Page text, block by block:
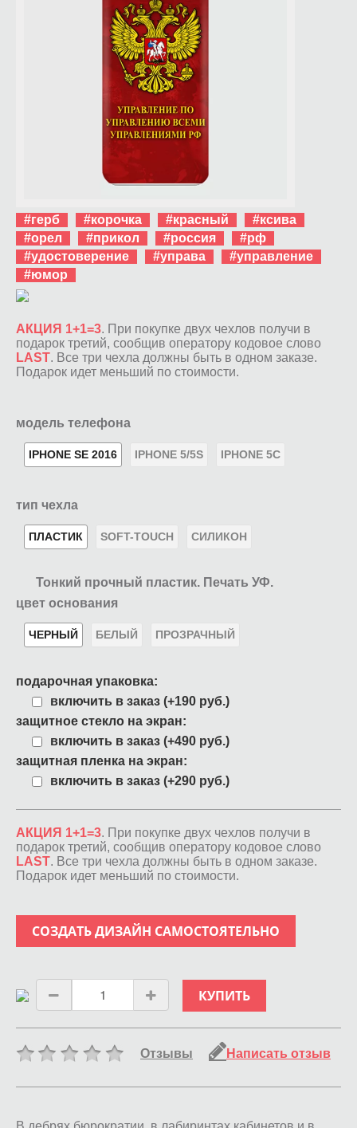
#герб #корочка #красный
#ксива
#орел
#прикол #россия
#рф
#удостоверение
#управа
#управление
#юмор
АКЦИЯ 1+1=3. При покупке двух чехлов получи в
подарок третий, сообщив оператору кодовое слово
LAST. Все три чехла должны быть в одном заказе.
Подарок идет меньший по стоимости.
модель телефона
IPHONE SE 2016 IPHONE 5/5S IPHONE 5C
тип чехла
ПЛАСТИК SOFT-TOUCH СИЛИКОН
Тонкий прочный пластик. Печать УФ.
цвет основания
ЧЕРНЫЙ БЕЛЫЙ ПРОЗРАЧНЫЙ
подарочная упаковка:
включить в заказ (+190 руб.)
защитное стекло на экран:
включить в заказ (+490 руб.)
защитная пленка на экран:
включить в заказ (+290 руб.)
АКЦИЯ 1+1=3. При покупке двух чехлов получи в
подарок третий, сообщив оператору кодовое слово
LAST. Все три чехла должны быть в одном заказе.
Подарок идет меньший по стоимости.
СОЗДАТЬ ДИЗАЙН САМОСТОЯТЕЛЬНО
КУПИТЬ
Отзывы Написать отзыв